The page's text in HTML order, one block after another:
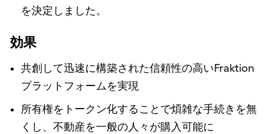
を決定しました。
効果
共創して迅速に構築された信頼性の高いFraktion
プラットフォームを実現
所有権をトークン化することで煩雑な手続きを無
くし、不動産を一般の人々が購入可能に